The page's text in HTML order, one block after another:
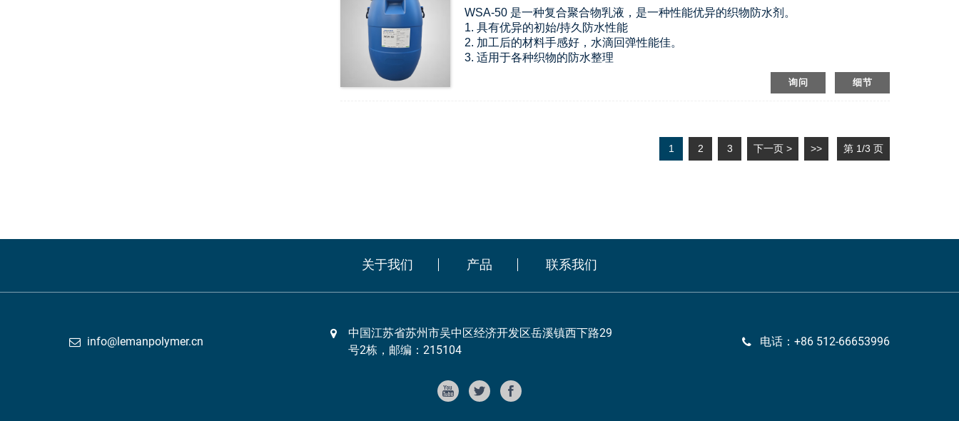
WSA-50 是一种复合聚合物乳液，是一种性能优异的织物防水剂。
1. 具有优异的初始/持久防水性能
2. 加工后的材料手感好，水滴回弹性能佳。
3. 适用于各种织物的防水整理
询问 细节
1 2 3 下一页 > >> 第 1/3 页
关于我们 产品 联系我们
info@lemanpolymer.cn
中国江苏省苏州市吴中区经济开发区岳溪镇西下路29
号2栋，邮编：215104
电话：+86 512-66653996